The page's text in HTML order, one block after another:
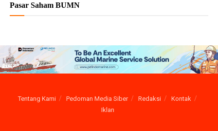
Pasar Saham BUMN
Tentang Kami Pedoman Media Siber Redaksi
Kontak
Iklan